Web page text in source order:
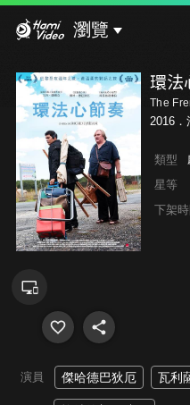
瀏覽
環法
The
2016．
類型
星等
下架
演員 傑哈德巴狄厄 瓦利